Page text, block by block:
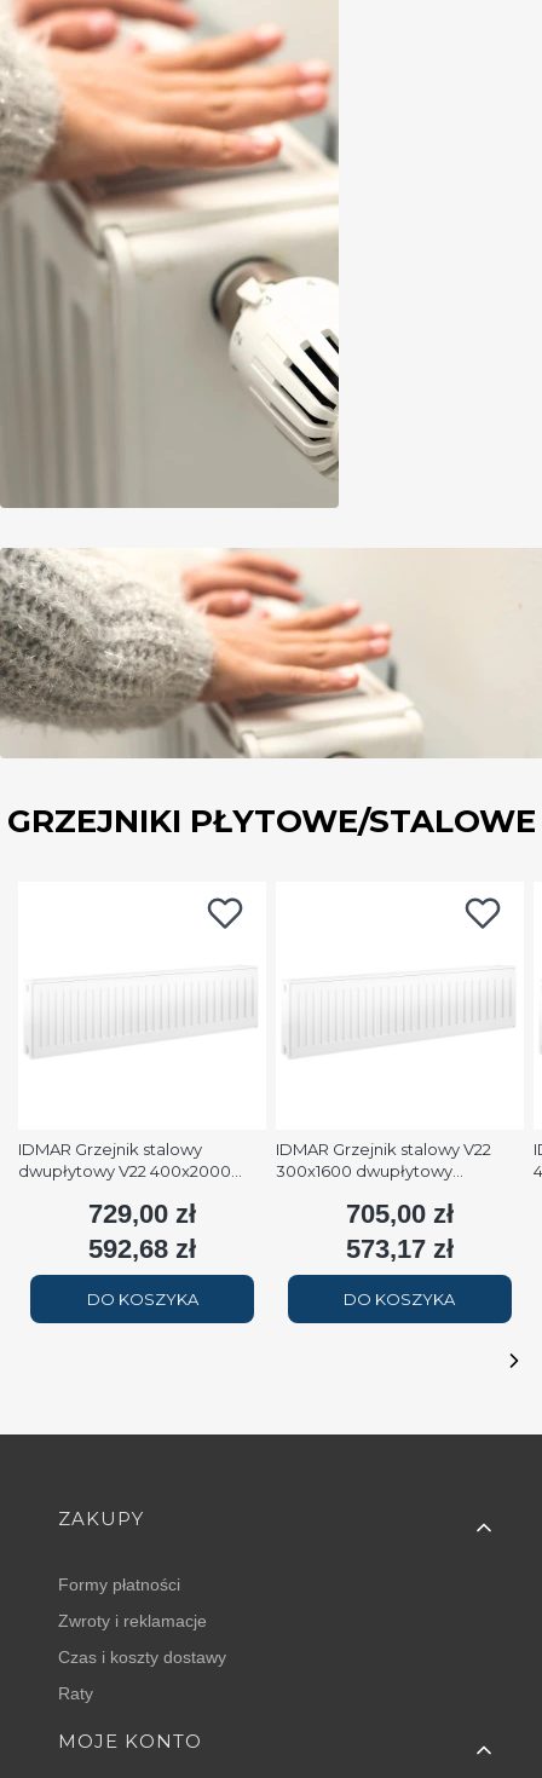
GRZEJNIKI PŁYTOWE/STALOWE
IDMAR Grzejnik stalowy
dwupłytowy V22 400x2000
2508W (90/70/20°C) biały
Cena
729,00 zł
Cena
592,68 zł
DO KOSZYKA
IDMAR Grzejnik stalowy V22
300x1600 dwupłytowy
(90/70/20°C) biały RAL9016
Cena
705,00 zł
Cena
573,17 zł
DO KOSZYKA
Linki w stopce
ZAKUPY
Formy płatności
Zwroty i reklamacje
Czas i koszty dostawy
Raty
MOJE KONTO